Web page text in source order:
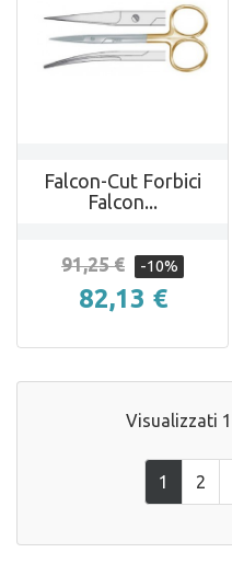
Falcon-Cut Forbici
Falcon...
91,25 € -10%
82,13 €
Visualizzati
1 2